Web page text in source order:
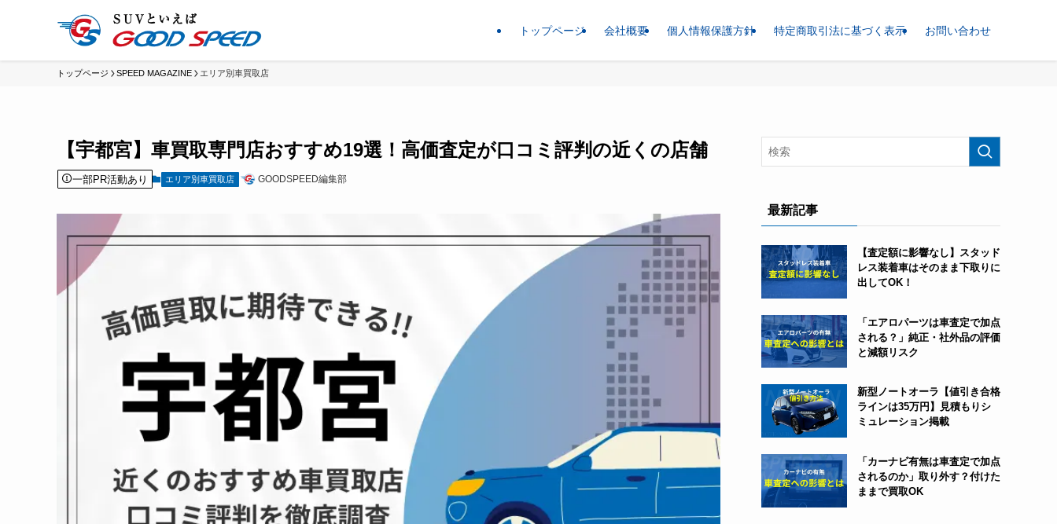
トップページ 会社概要 個人情報保護方針 特定商取引法に基づく表示 お問い合わせ
トップページ SPEED MAGAZINE エリア別車買取店
【宇都宮】車買取専門店おすすめ19選！高価査定が口コミ評判の近くの店舗
一部PR活動あり エリア別車買取店 GOODSPEED編集部
最新記事
【査定額に影響なし】スタッド
レス装着車はそのまま下取りに
出してOK！
「エアロパーツは車査定で加点
される？」純正・社外品の評価
と減額リスク
新型ノートオーラ【値引き合格
ラインは35万円】見積もりシ
ミュレーション掲載
「カーナビ有無は車査定で加点
されるのか」取り外す？付けた
ままで買取OK